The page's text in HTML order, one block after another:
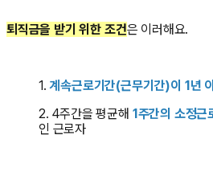
퇴직금을 받기 위한 조건은 이러해요.
1.계속근로기간(근무기간)이 1년
2. 4주간을 평균해 1주간의 소정근
인 근로자